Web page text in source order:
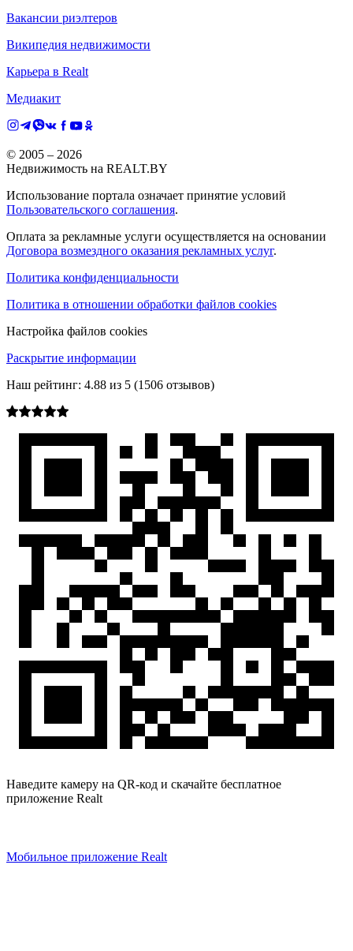
Вакансии риэлтеров
Википедия недвижимости
Карьера в Realt
Медиакит
© 2005 – 2026
Недвижимость на REALT.BY
Использование портала означает принятие условий
Пользовательского соглашения.
Оплата за рекламные услуги осуществляется на основании
Договора возмездного оказания рекламных услуг.
Политика конфиденциальности
Политика в отношении обработки файлов cookies
Настройка файлов cookies
Раскрытие информации
Наш рейтинг: 4.88 из 5 (1506 отзывов)
Наведите камеру на QR-код и скачайте бесплатное
приложение Realt
Мобильное приложение Realt